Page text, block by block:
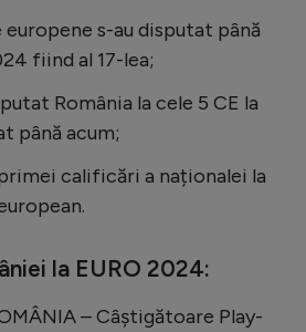
europene s-au disputat până
fiind al 17-lea;
România la cele 5 CE la
până acum;
calificări a naționalei la
la EURO 2024:
– Câștigătoare Play-